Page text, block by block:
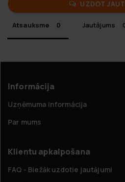
UZDOT
Atsauksme Jautājums
Informācija
Uzņēmuma informācija
Par mums
Klientu apkalpošana
FAQ - Biežāk uzdotie jautājumi